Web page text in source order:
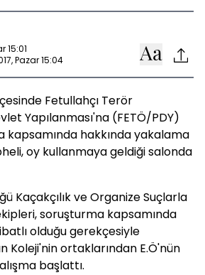
15:01
Pazar 15:04
Fetullahçı Terör
Yapılanması'na (FETÖ/PDY)
kapsamında hakkında yakalama
oy kullanmaya geldiği salonda
Kaçakçılık ve Organize Suçlarla
soruşturma kapsamında
olduğu gerekçesiyle
Koleji'nin ortaklarından E.Ö'nün
başlattı.